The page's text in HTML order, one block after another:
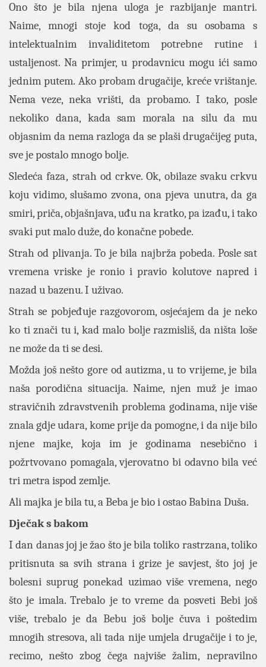
Ono što je bila njena uloga je razbijanje mantri.
Naime, mnogi stoje kod toga, da su osobama s
intelektualnim invaliditetom potrebne rutine i
ustaljenost. Na primjer, u prodavnicu mogu ići samo
jednim putem. Ako probam drugačije, kreće vrištanje.
Nema veze, neka vrišti, da probamo. I tako, posle
nekoliko dana, kada sam morala na silu da mu
objasnim da nema razloga da se plaši drugačijeg puta,
sve je postalo mnogo bolje.
Sledeća faza , strah od crkve. Ok, obilaze svaku crkvu
koju vidimo, slušamo zvona, ona pjeva unutra, da ga
smiri, priča, objašnjava, uđu na kratko, pa izađu, i tako
svaki put malo duže, do konačne pobede.
Strah od plivanja. To je bila najbrža pobeda. Posle sat
vremena vriske je ronio i pravio kolutove napred i
nazad u bazenu. I uživao.
Strah se pobjeđuje razgovorom, osjećajem da je neko
ko ti znači tu i, kad malo bolje razmisliš, da ništa loše
ne može da ti se desi.
Možda još nešto gore od autizma, u to vrijeme, je bila
naša porodična situacija. Naime, njen muž je imao
stravičnih zdravstvenih problema godinama, nije više
znala gdje udara, kome prije da pomogne, i da nije bilo
njene majke, koja im je godinama nesebično i
požrtvovano pomagala, vjerovatno bi odavno bila već
tri metra ispod zemlje.
Ali majka je bila tu, a Beba je bio i ostao Babina Duša.
Dječak s bakom
I dan danas joj je žao što je bila toliko rastrzana, toliko
pritisnuta sa svih strana i grize je savjest, što joj je
bolesni suprug ponekad uzimao više vremena, nego
što je imala. Trebalo je to vreme da posveti Bebi još
više, trebalo je da Bebu još bolje čuva i poštedim
mnogih stresova, ali tada nije umjela drugačije i to je,
recimo, nešto zbog čega najviše žalim , nepravilno